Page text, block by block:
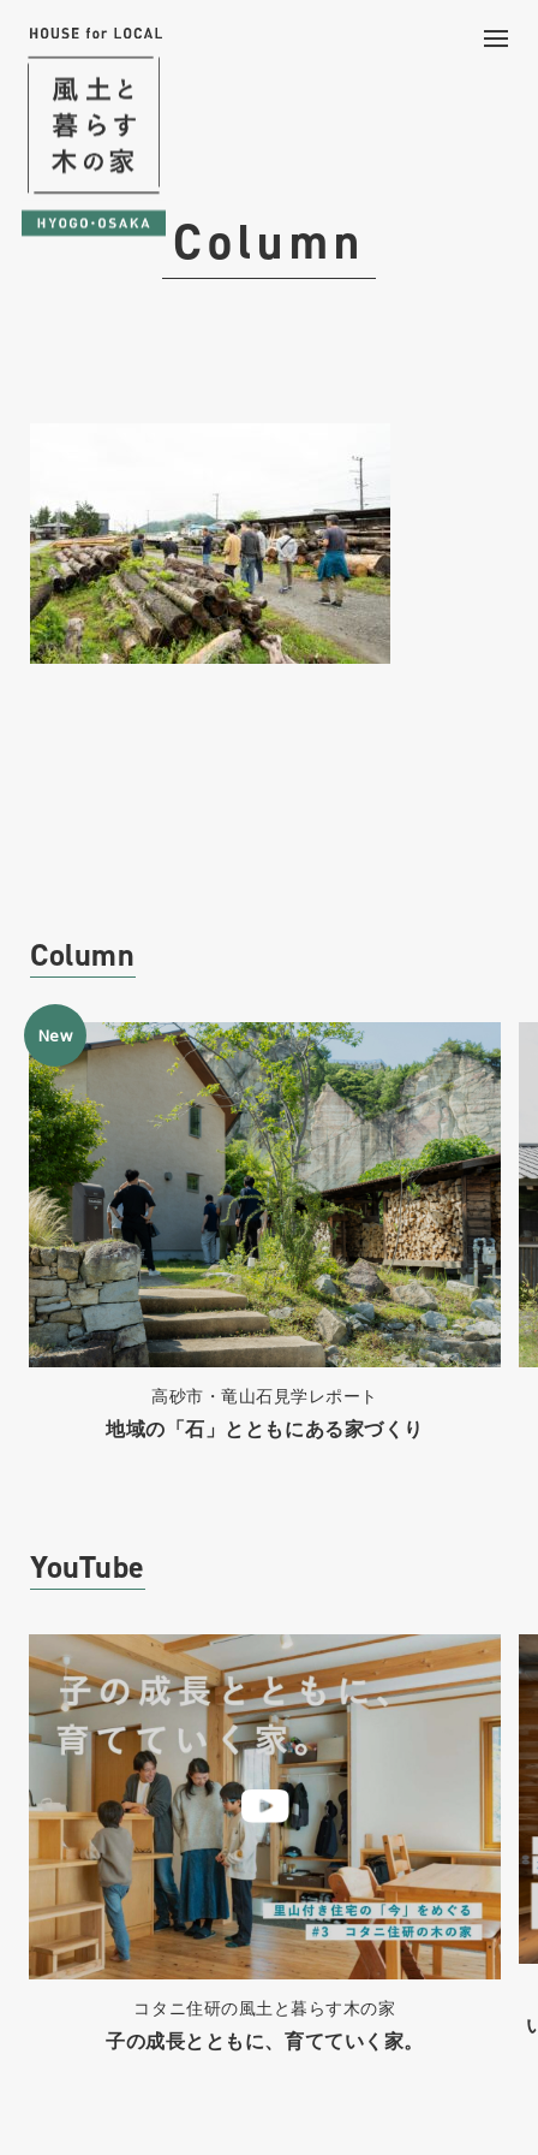
Column
Column
New
高砂市・竜山石見学レポート
地域の「石」とともにある家づくり
YouTube
コタニ住研の風土と暮らす木の家
子の成長とともに、育てていく家。